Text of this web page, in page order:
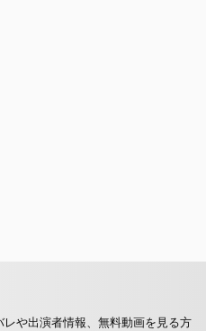
や出演者情報、無料動画を見る方